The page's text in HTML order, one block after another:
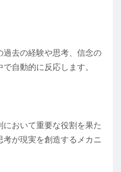
去の経験や思考、信念の
自動的に反応します。
おいて重要な役割を果た
が現実を創造するメカニ